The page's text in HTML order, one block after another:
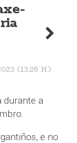
(13:26 H.)
durante a
e no